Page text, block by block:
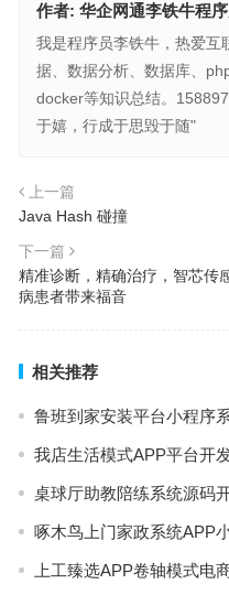
作者: 华企网通李铁牛程
我是程序员李铁牛，热爱互
据、数据分析、数据库、
docker等知识总结。
于嬉，行成于思毁于随"
上一篇
Java Hash 碰撞
下一篇
精准诊断，精确治疗，智芯传
病患者带来福音
相关推荐
鲁班到家安装平台小程序
我店生活模式APP平台开
桌球厅助教陪练系统源码
啄木鸟上门家政系统APP
上工臻选APP卷轴模式电